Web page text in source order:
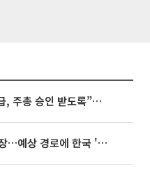
김정관 장관 “반도체 성과급, 주총 승인 받도록”…상법·자본시장법 개정 시사
태풍 '돌핀' 이어 '찬홈' 등장…예상 경로에 한국 '한숨'